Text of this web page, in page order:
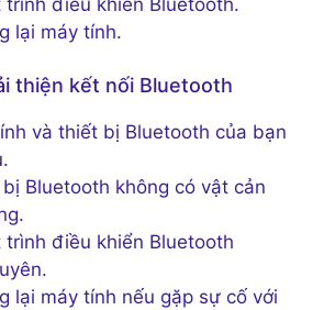
lại máy tính.
thiện kết nối Bluetooth
và thiết bị Bluetooth của bạn
Bluetooth không có vật cản
trình điều khiển Bluetooth
lại máy tính nếu gặp sự cố với